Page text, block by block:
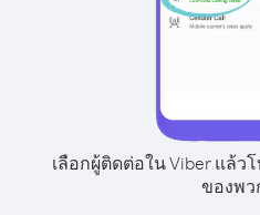
เลือกผู้ติดต่อใน Viber แล้
ของพว